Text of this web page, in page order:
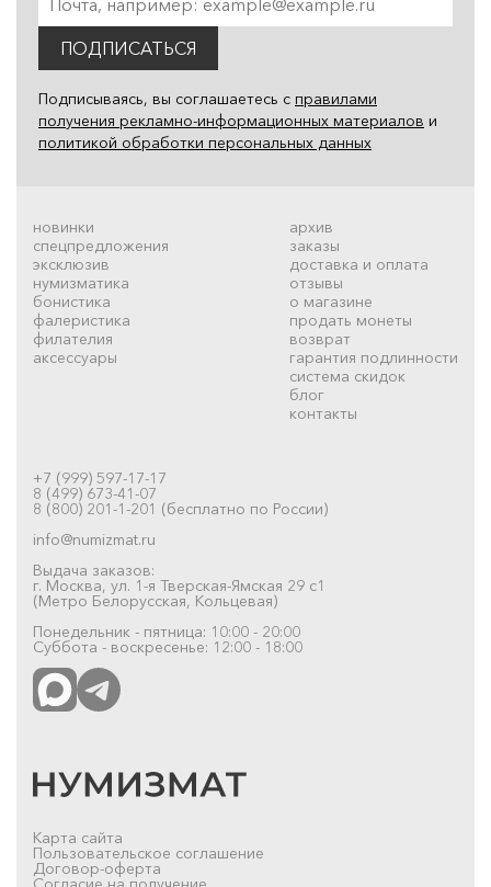
ПОДПИСАТЬСЯ
Подписываясь, вы соглашаетесь с правилами
получения рекламно-информационных материалов и
политикой обработки персональных данных
новинки
спецпредложения
эксклюзив
нумизматика
бонистика
фалеристика
филателия
аксессуары
архив
заказы
доставка и оплата
отзывы
о магазине
продать монеты
возврат
гарантия подлинности
система скидок
блог
контакты
+7 (999) 597-17-17
8 (499) 673-41-07
8 (800) 201-1-201 (бесплатно по России)
info@numizmat.ru
Выдача заказов:
г. Москва, ул. 1-я Тверская-Ямская 29 с1
(Метро Белорусская, Кольцевая)
Понедельник - пятница: 10:00 - 20:00
Суббота - воскресенье: 12:00 - 18:00
Карта сайта
Пользовательское соглашение
Договор-оферта